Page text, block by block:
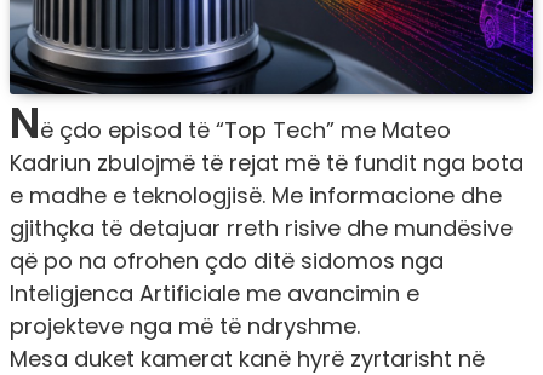
Në çdo episod të “Top Tech” me Mateo
Kadriun zbulojmë të rejat më të fundit nga bota
e madhe e teknologjisë. Me informacione dhe
gjithçka të detajuar rreth risive dhe mundësive
që po na ofrohen çdo ditë sidomos nga
Inteligjenca Artificiale me avancimin e
projekteve nga më të ndryshme.
Mesa duket kamerat kanë hyrë zyrtarisht në